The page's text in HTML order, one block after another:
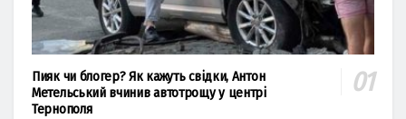
Пияк чи блогер? Як кажуть свідки, Антон
Метельський вчинив автотрощу у центрі
Тернополя